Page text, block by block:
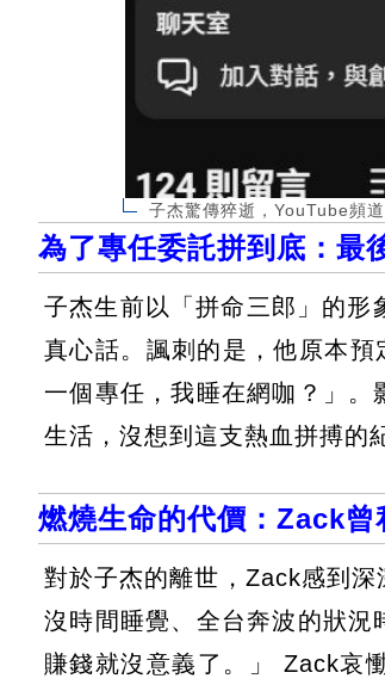
子杰驚傳猝逝，YouTube頻
為了專任委託拼到底：最
子杰生前以「拼命三郎」的形
真心話。諷刺的是，他原本
一個專任，我睡在網咖？」
生活，沒想到這支熱血拼搏的
燃燒生命的代價：Zack曾
對於子杰的離世，Zack感到
沒時間睡覺、全台奔波的狀況
賺錢就沒意義了。」 Zack哀